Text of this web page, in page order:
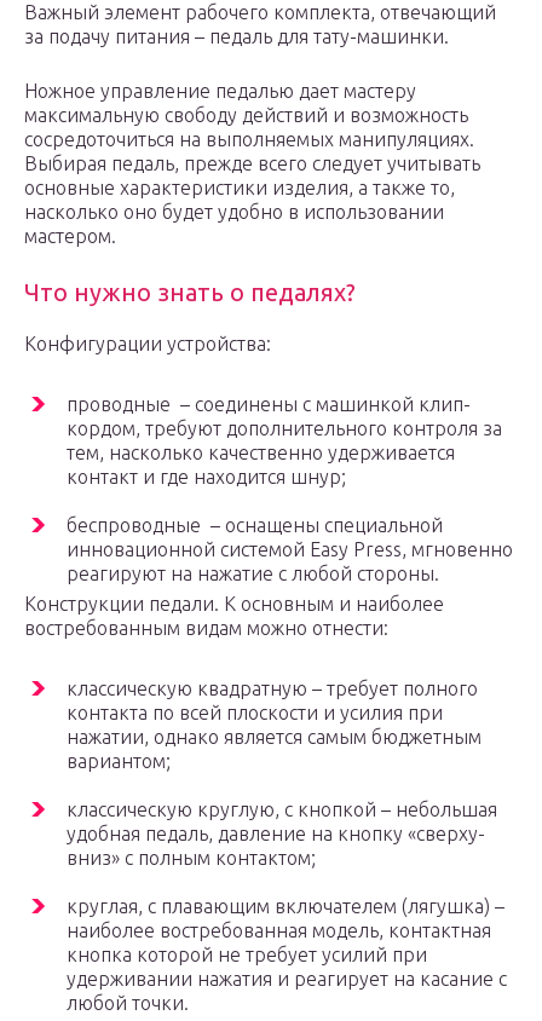
Важный элемент рабочего комплекта, отвечающий
за подачу питания – педаль для тату-машинки.
Ножное управление педалью дает мастеру
максимальную свободу действий и возможность
сосредоточиться на выполняемых манипуляциях.
Выбирая педаль, прежде всего следует учитывать
основные характеристики изделия, а также то,
насколько оно будет удобно в использовании
мастером.
Что нужно знать о педалях?
Конфигурации устройства:
проводные – соединены с машинкой клип-
кордом, требуют дополнительного контроля за
тем, насколько качественно удерживается
контакт и где находится шнур;
беспроводные – оснащены специальной
инновационной системой Easy Press, мгновенно
реагируют на нажатие с любой стороны.
Конструкции педали. К основным и наиболее
востребованным видам можно отнести:
классическую квадратную – требует полного
контакта по всей плоскости и усилия при
нажатии, однако является самым бюджетным
вариантом;
классическую круглую, с кнопкой – небольшая
удобная педаль, давление на кнопку «сверху-
вниз» с полным контактом;
круглая, с плавающим включателем (лягушка) –
наиболее востребованная модель, контактная
кнопка которой не требует усилий при
удерживании нажатия и реагирует на касание с
любой точки.